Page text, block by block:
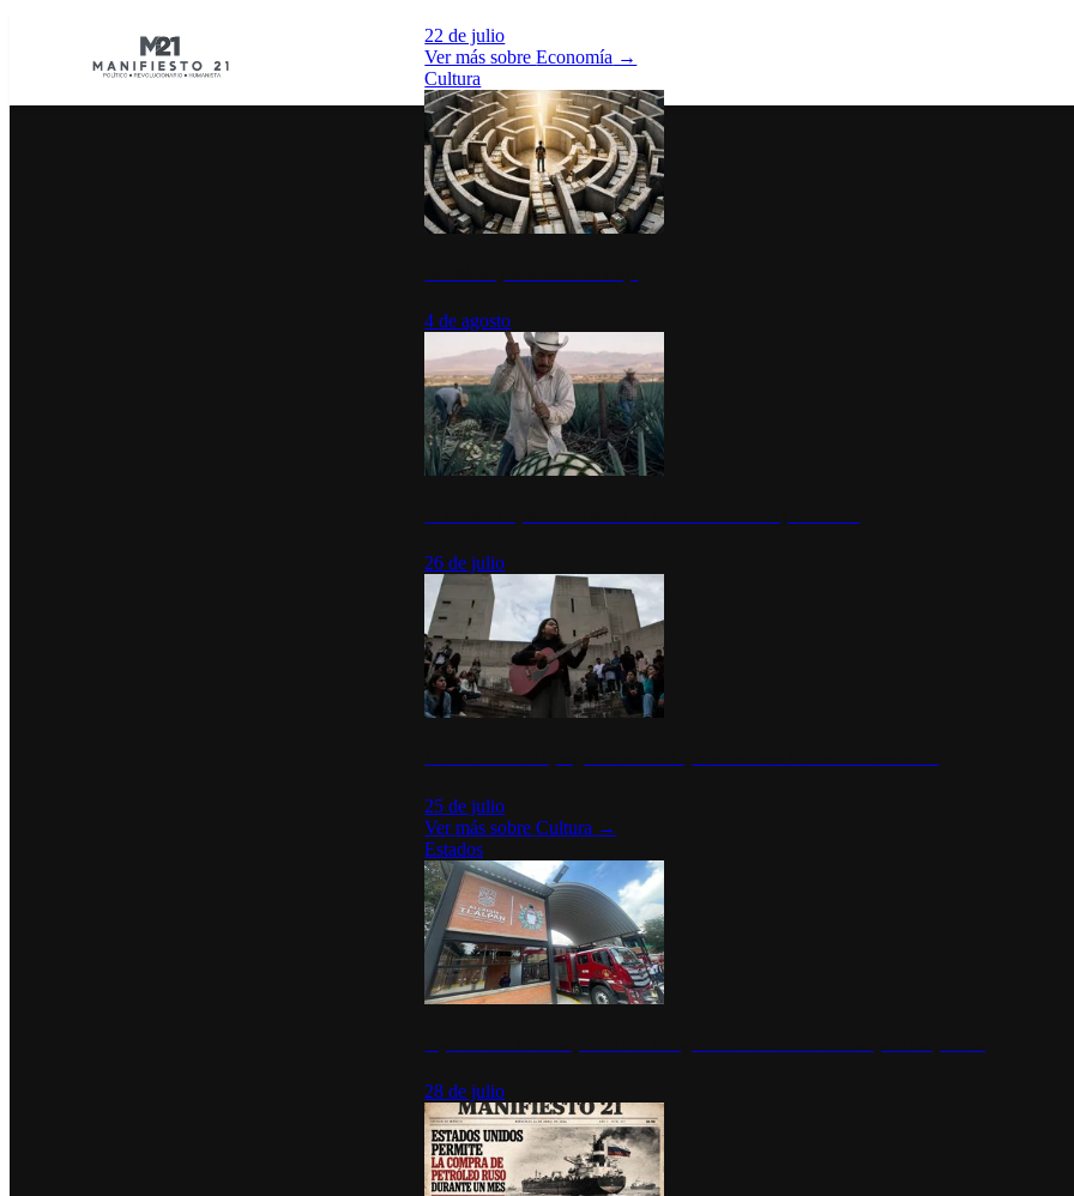
22 de julio
Ver más sobreEconomía →
Cultura
4 de agosto
26 de julio
25 de julio
Ver más sobreCultura →
Estados
28 de julio